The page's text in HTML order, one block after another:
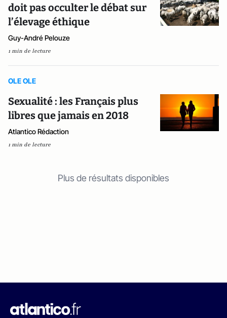
doit pas occulter le débat sur
l’élevage éthique
Guy-André Pelouze
1 min de lecture
OLE OLE
Sexualité : les Français plus
libres que jamais en 2018
Atlantico Rédaction
1 min de lecture
Plus de résultats disponibles